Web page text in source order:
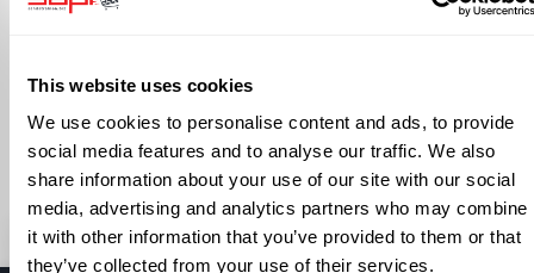
This website uses cookies
We use cookies to personalise content and ads, to provide
social media features and to analyse our traffic. We also
share information about your use of our site with our social
media, advertising and analytics partners who may combine
it with other information that you’ve provided to them or that
they’ve collected from your use of their services.
hochwertigem
Strahlmittel Korund
von Sapi
Edelkorund (weiss)
⭐ SAPI GmbH
5,0 / 5 Sterne· Hersteller in Möttingen